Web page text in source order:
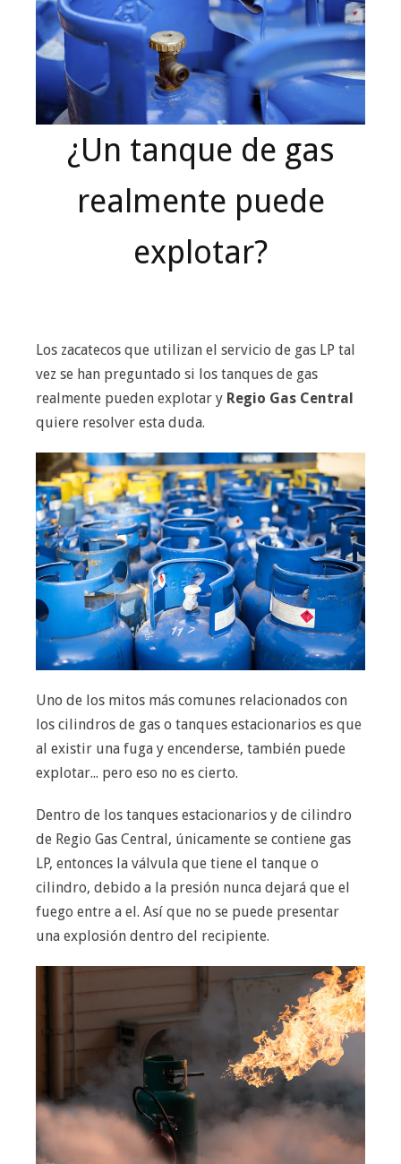
¿Un tanque de gas
realmente puede
explotar?
Los zacatecos que utilizan el servicio de gas LP tal
vez se han preguntado si los tanques de gas
realmente pueden explotar y Regio Gas Central
quiere resolver esta duda.
Uno de los mitos más comunes relacionados con
los cilindros de gas o tanques estacionarios es que
al existir una fuga y encenderse, también puede
explotar... pero eso no es cierto.
Dentro de los tanques estacionarios y de cilindro
de Regio Gas Central, únicamente se contiene gas
LP, entonces la válvula que tiene el tanque o
cilindro, debido a la presión nunca dejará que el
fuego entre a el. Así que no se puede presentar
una explosión dentro del recipiente.